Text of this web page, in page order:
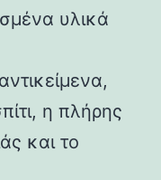
υλικά
η πλήρης
και το